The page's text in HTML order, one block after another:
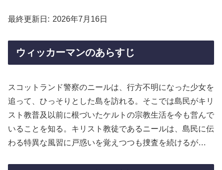
最終更新日 2026年7月16日
ウィッカーマンのあらすじ
スコットランド警察のニールは、行方不明になった少女を
追って、ひっそりとした島を訪れる。そこでは島民がキリ
スト教普及以前に根づいたケルトの宗教生活を今も営んで
いることを知る。キリスト教徒であるニールは、島民に伝
わる特異な風習に戸惑いを覚えつつも捜査を続けるが…